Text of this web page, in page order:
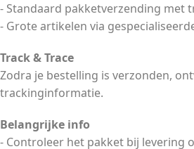
- Standaard pakketverzending met
- Grote artikelen via
Track & Trace
Zodra je bestelling is verzonden,
trackinginformatie.
Belangrijke info
- Controleer het pakket bij levering